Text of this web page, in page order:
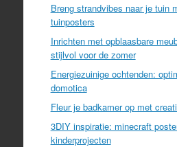
Breng strandvibes naar je tuin
tuinposters
Inrichten met opblaasbare
stijlvol voor de zomer
Energiezuinige ochtenden:
domotica
Fleur je badkamer op met
3DIY inspiratie: minecraft
kinderprojecten